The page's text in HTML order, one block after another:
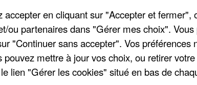
publics, en particulier dans les zones
La spécificité de Maison France Services
au travers de la communauté de
ont été retenus : Fontenailles,
un lieu unique, les usagers vont être
liées à la santé, la famille, la
accepter en cliquant sur "Accepter et fermer",
ou partenaires dans "Gérer mes choix".
"Continuer sans accepter". Vos préférences
pouvez mettre à jour vos choix, ou retirer
lien "Gérer les cookies" situé en bas de